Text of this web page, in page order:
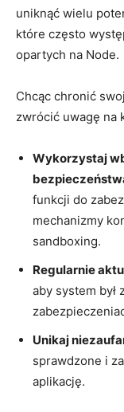
uniknąć⁤ wielu⁣
które często
opartych na Node.
Chcąc⁣ chronić
zwrócić uwagę na
Wykorzystaj
funkcji do
mechanizmy
sandboxing.
Regularnie
aby system był
Unikaj‌
‌sprawdzone⁣ i
aplikację.